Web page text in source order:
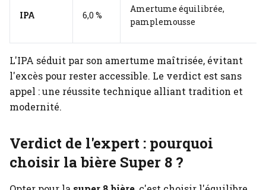
IPA 6,0 %
Amertume équilibrée,
pamplemousse
L'IPA séduit par son amertume maîtrisée, évitant
l'excès pour rester accessible. Le verdict est sans
appel : une réussite technique alliant tradition et
modernité.
Verdict de l'expert : pourquoi
choisir la bière Super 8 ?